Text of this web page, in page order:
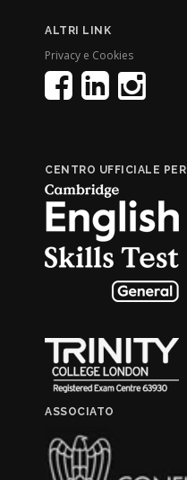
ALTRI LINK
Privacy e Cookies
CENTRO UFFICIALE PER
ASSOCIATO